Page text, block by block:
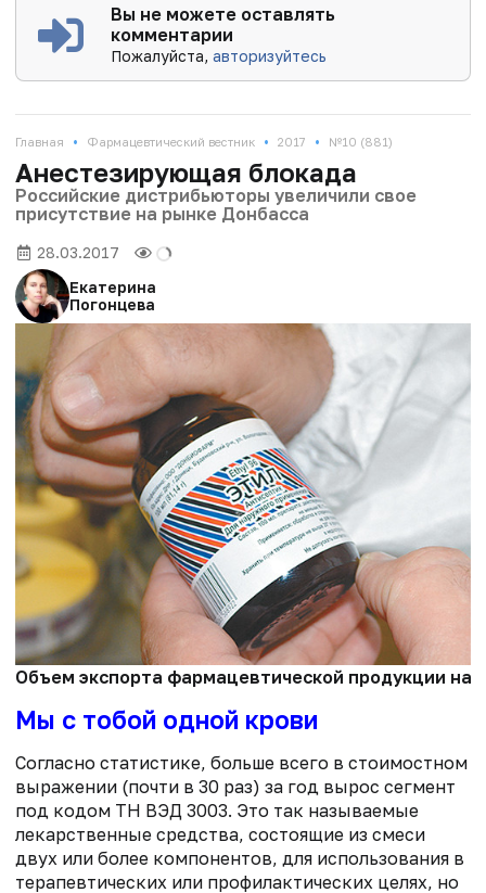
Вы не можете оставлять
комментарии
Пожалуйста,авторизуйтесь
Главная • Фармацевтический вестник • 2017 • №10 (881)
Анестезирующая блокада
Российские дистрибьюторы увеличили свое
присутствие на рынке Донбасса
28.03.2017
Екатерина
Погонцева
Объем экспорта фармацевтической продукции на
Мы с тобой одной крови
Согласно статистике, больше всего в стоимостном
выражении (почти в 30 раз) за год вырос сегмент
под кодом ТН ВЭД 3003. Это так называемые
лекарственные средства, состоящие из смеси
двух или более компонентов, для использования в
терапевтических или профилактических целях, но